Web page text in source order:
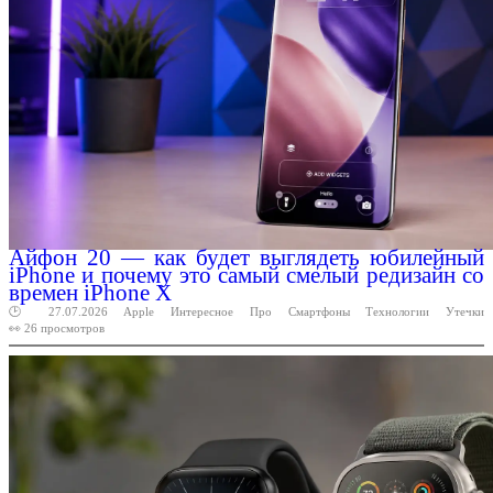
Айфон 20 — как будет выглядеть юбилейный
iPhone и почему это самый смелый редизайн со
времен iPhone X
🕑 27.07.2026 Apple Интересное Про Смартфоны Технологии
Утечки
👀 26 просмотров